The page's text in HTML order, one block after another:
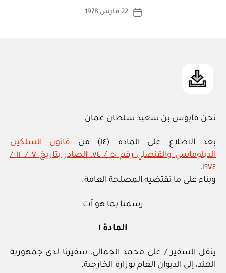
كاتب
ة
تاريخ
22 مارس 1978
نحن قابوس بن سعيد سلطان عمان
بعد الاطلاع على المادة (١٤) من
قانون السلكين
الدبلوماسي والقنصلي رقم ٥٠ / ٧٤، الصادر بتاريخ ٧ / ١٢ /
١٩٧٤،
وبناء على ما تقتضيه المصلحة العامة.
رسمنا بما هو آت
المادة ١
ينقل السفير / علي محمد الجمالي، سفيرنا لدى جمهورية
الهند، إلى الديوان العام بوزارة الخارجية.